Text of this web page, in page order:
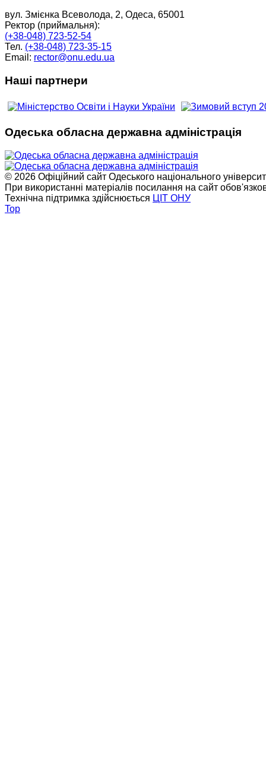
вул. Змієнка Всеволода, 2, Одеса, 65001
Ректор (приймальня):
(+38-048) 723-52-54
Тел. (+38-048) 723-35-15
Email: rector@onu.edu.ua
Наші партнери
Одеська обласна державна адміністрація
© 2026 Офіційний сайт Одеського національного
При використанні матеріалів посилання на сайт
Технічна підтримка здійснюється ЦІТ ОНУ
Top